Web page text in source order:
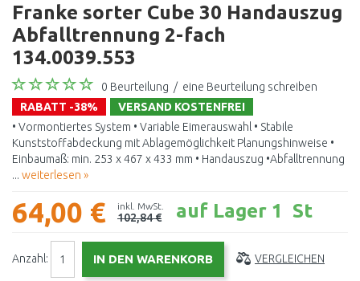
Franke sorter Cube 30 Handauszug
Abfalltrennung 2-fach
134.0039.553
0 Beurteilung / eine Beurteilung schreiben
RABATT -38%
VERSAND KOSTENFREI
• Vormontiertes System • Variable Eimerauswahl • Stabile
Kunststoffabdeckung mit Ablagemöglichkeit Planungshinweise •
Einbaumaß: min. 253 x 467 x 433 mm • Handauszug •Abfalltrennung
... weiterlesen »
64,00 € inkl. MwSt.
102,84 € auf Lager 1 St
Anzahl: VERGLEICHEN